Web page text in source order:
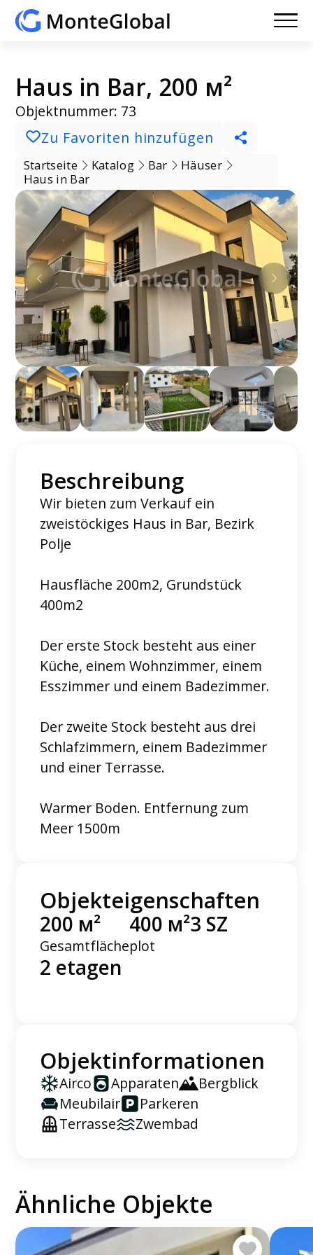
Haus in Bar, 200 м²
Objektnummer: 73
Zu Favoriten hinzufügen
Startseite Katalog Bar
Häuser
Haus in Bar
Beschreibung
Wir bieten zum Verkauf ein
zweistöckiges Haus in Bar, Bezirk
Polje
Hausfläche 200m2, Grundstück
400m2
Der erste Stock besteht aus einer
Küche, einem Wohnzimmer, einem
Esszimmer und einem Badezimmer.
Der zweite Stock besteht aus drei
Schlafzimmern, einem Badezimmer
und einer Terrasse.
Warmer Boden. Entfernung zum
Meer 1500m
Objekteigenschaften
200 м²
Gesamtfläche
400 м²
plot
3 SZ
2 etagen
Objektinformationen
Airco Apparaten
Bergblick
Meubilair
Parkeren
Terrasse
Zwembad
Ähnliche Objekte